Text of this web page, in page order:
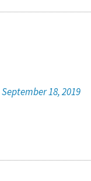
September 18, 2019